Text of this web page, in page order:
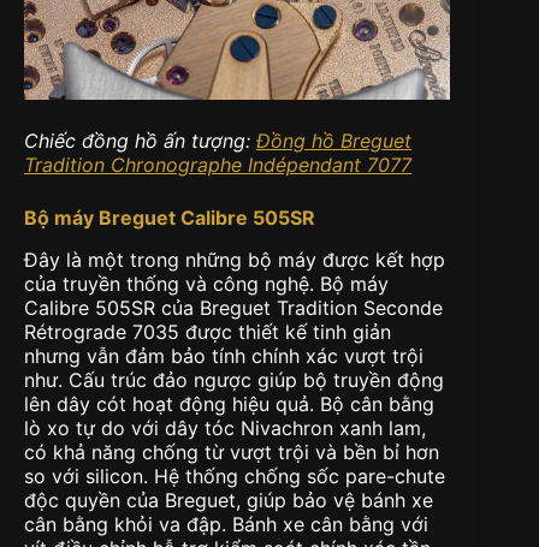
Chiếc đồng hồ ấn tượng: Đồng hồ Breguet
Tradition Chronographe Indépendant 7077
Bộ máy Breguet Calibre 505SR
Đây là một trong những bộ máy được kết hợp
của truyền thống và công nghệ. Bộ máy
Calibre 505SR của Breguet Tradition Seconde
Rétrograde 7035 được thiết kế tinh giản
nhưng vẫn đảm bảo tính chính xác vượt trội
như. Cấu trúc đảo ngược giúp bộ truyền động
lên dây cót hoạt động hiệu quả. Bộ cân bằng
lò xo tự do với dây tóc Nivachron xanh lam,
có khả năng chống từ vượt trội và bền bỉ hơn
so với silicon. Hệ thống chống sốc pare-chute
độc quyền của Breguet, giúp bảo vệ bánh xe
cân bằng khỏi va đập. Bánh xe cân bằng với